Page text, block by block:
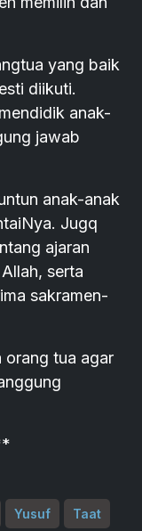
yang baik
diikuti.
anak-
jawab
anak-anak
Jugq
ajaran
serta
sakramen-
orang tua agar
Yusuf Taat